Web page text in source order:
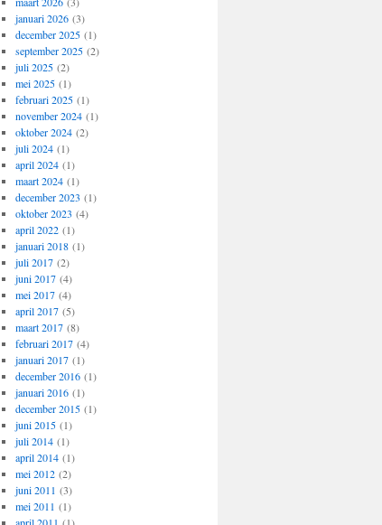
januari 2026(3)
december 2025(1)
september 2025(2)
juli 2025(2)
mei 2025(1)
februari 2025(1)
november 2024(1)
oktober 2024(2)
juli 2024(1)
april 2024(1)
maart 2024(1)
december 2023 (1)
oktober 2023 (4)
april 2022(1)
januari 2018(1)
juli 2017(2)
juni 2017(4)
mei 2017(4)
april 2017(5)
maart 2017(8)
februari 2017(4)
januari 2017(1)
december 2016(1)
januari 2016(1)
december 2015(1)
juni 2015(1)
juli 2014(1)
april 2014(1)
mei 2012(2)
juni 2011 (3)
mei 2011 (1)